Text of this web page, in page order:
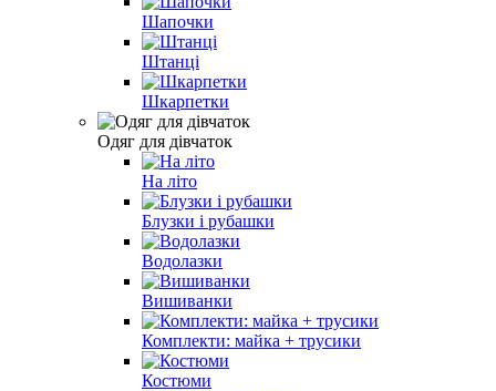
Шапочки
Штанці
Шкарпетки
Одяг для дівчаток
На літо
Блузки і рубашки
Водолазки
Вишиванки
Комплекти: майка + трусики
Костюми